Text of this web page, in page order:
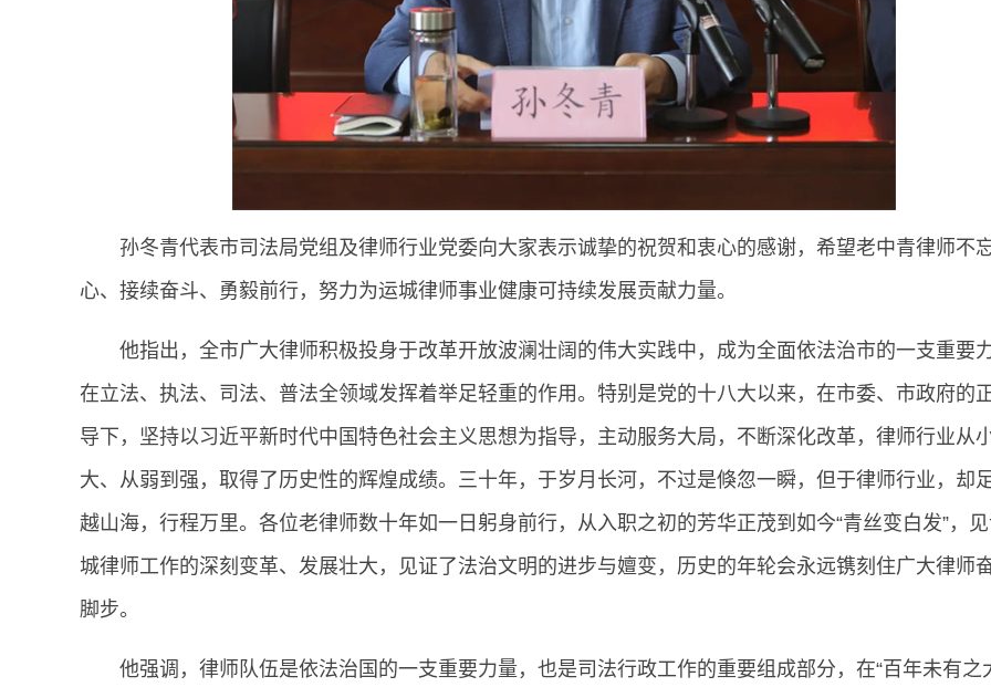
孙冬青代表市司法局党组及律师行业党委向大家表示诚挚的祝贺和衷心的感谢，希望老中青律师不
心、接续奋斗、勇毅前行，努力为运城律师事业健康可持续发展贡献力量。
他指出，全市广大律师积极投身于改革开放波澜壮阔的伟大实践中，成为全面依法治市的一支重要力
在立法、执法、司法、普法全领域发挥着举足轻重的作用。特别是党的十八大以来，在市委、市政府的
导下，坚持以习近平新时代中国特色社会主义思想为指导，主动服务大局，不断深化改革，律师行业从
大、从弱到强，取得了历史性的辉煌成绩。三十年，于岁月长河，不过是倏忽一瞬，但于律师行业，却
越山海，行程万里。各位老律师数十年如一日躬身前行，从入职之初的芳华正茂到如今“青丝变白发”，
城律师工作的深刻变革、发展壮大，见证了法治文明的进步与嬗变，历史的年轮会永远镌刻住广大律师
脚步。
他强调，律师队伍是依法治国的一支重要力量，也是司法行政工作的重要组成部分，在“百年未有之